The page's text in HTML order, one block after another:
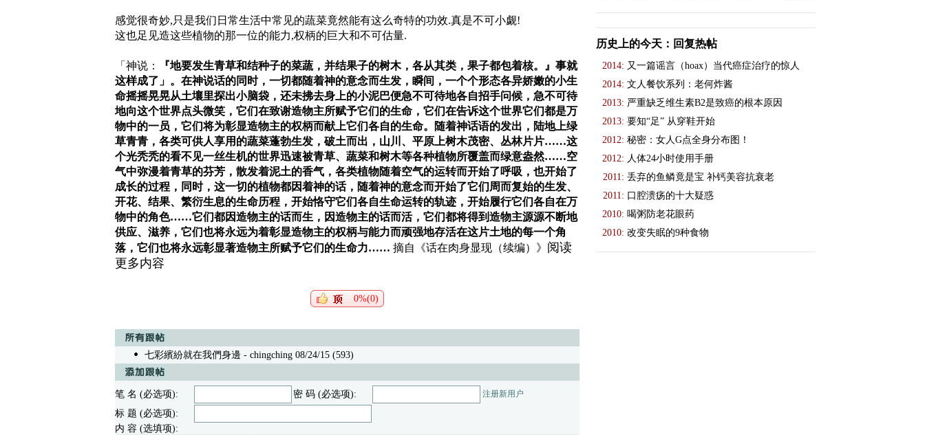
感觉很奇妙,只是我们日常生活中常见的蔬菜竟然能有这么奇特的功效.真是不可小觑!
这也足见造这些植物的那一位的能力,权柄的巨大和不可估量.
「神说：
『地要发生青草和结种子的菜蔬，并结果子的树木，各从其类，果子都包着核。』事就
这样成了」。在神说话的同时，一切都随着神的意念而生发，瞬间，一个个形态各异娇嫩的小生
命摇摇晃晃从土壤里探出小脑袋，还未拂去身上的小泥巴便急不可待地各自招手问候，急不可待
地向这个世界点头微笑，它们在致谢造物主所赋予它们的生命，它们在告诉这个世界它们都是万
物中的一员，它们将为彰显造物主的权柄而献上它们各自的生命。随着神话语的发出，陆地上绿
草青青，各类可供人享用的蔬菜蓬勃生发，破土而出，山川、平原上树木茂密、丛林片片……这
个光秃秃的看不见一丝生机的世界迅速被青草、蔬菜和树木等各种植物所覆盖而绿意盎然……空
气中弥漫着青草的芬芳，散发着泥土的香气，各类植物随着空气的运转而开始了呼吸，也开始了
成长的过程，同时，这一切的植物都因着神的话，随着神的意念而开始了它们周而复始的生发、
开花、结果、繁衍生息的生命历程，开始恪守它们各自生命运转的轨迹，开始履行它们各自在万
物中的角色……它们都因造物主的话而生，因造物主的话而活，它们都将得到造物主源源不断地
供应、滋养，它们也将永远为着彰显造物主的权柄与能力而顽强地存活在这片土地的每一个角
落，它们也将永远彰显著造物主所赋予它们的生命力…… 摘自《话在肉身显现（续编）》 阅读
更多内容
0%(0)
七彩繽紛就在我們身邊 - chingching 08/24/15 (593)
笔 名 (必选项): 密 码 (必选项): 注册新用户
标 题 (必选项):
内 容 (选填项):
历史上的今天：回复热帖
2014: 又一篇谣言（hoax）当代癌症治疗的惊人
2014: 文人餐饮系列：老何炸酱
2013: 严重缺乏维生素B2是致癌的根本原因
2013: 要知“足” 从穿鞋开始
2012: 秘密：女人G点全身分布图！
2012: 人体24小时使用手册
2011: 丢弃的鱼鳞竟是宝 补钙美容抗衰老
2011: 口腔溃疡的十大疑惑
2010: 喝粥防老花眼药
2010: 改变失眠的9种食物